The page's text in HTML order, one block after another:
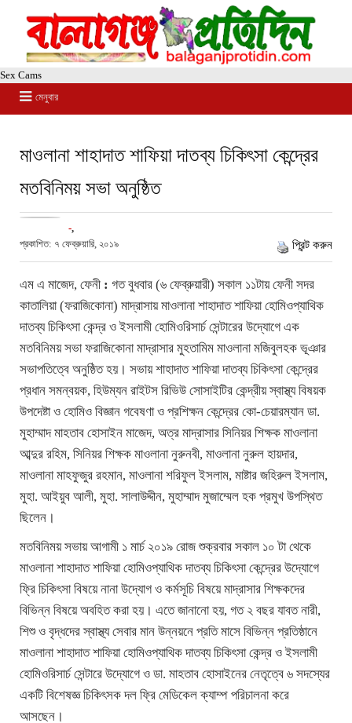
Sex Cams
মেনুবার
মাওলানা শাহাদাত শাফিয়া দাতব্য চিকিৎসা কেন্দ্রের
মতবিনিময় সভা অনুষ্ঠিত
-,
প্রকাশিত: ৭ ফেব্রুয়ারি, ২০১৯
প্রিন্ট করুন
এম এ মাজেদ, ফেনী : গত বুধবার (৬ ফেব্রুয়ারী) সকাল ১১টায় ফেনী সদর
কাতালিয়া (ফরাজিকোনা) মাদ্রাসায় মাওলানা শাহাদাত শাফিয়া হোমিওপ্যাথিক
দাতব্য চিকিৎসা কেন্দ্র ও ইসলামী হোমিওরিসার্চ সেন্টারের উদ্যোগে এক
মতবিনিময় সভা ফরাজিকোনা মাদ্রাসার মুহতামিম মাওলানা মজিবুলহক ভূঞার
সভাপতিত্বে অনুষ্ঠিত হয়। সভায় শাহাদাত শাফিয়া দাতব্য চিকিৎসা কেন্দ্রের
প্রধান সমন্বয়ক, হিউম্যন রাইটস রিভিউ সোসাইটির কেন্দ্রীয় স্বাস্থ্য বিষয়ক
উপদেষ্টা ও হোমিও বিজ্ঞান গবেষণা ও প্রশিক্ষন কেন্দ্রের কো-চেয়ারম্যান ডা.
মুহাম্মাদ মাহতাব হোসাইন মাজেদ, অত্র মাদ্রাসার সিনিয়র শিক্ষক মাওলানা
আব্দুর রহিম, সিনিয়র শিক্ষক মাওলানা নুরুনবী, মাওলানা নুরুল হায়দার,
মাওলানা মাহফুজুর রহমান, মাওলানা শরিফুল ইসলাম, মাষ্টার জহিরুল ইসলাম,
মুহা. আইয়ুব আলী, মুহা. সালাউদ্দীন, মুহাম্মাদ মুজাম্মেল হক প্রমুখ উপস্থিত
ছিলেন।
মতবিনিময় সভায় আগামী ১ মার্চ ২০১৯ রোজ শুক্রবার সকাল ১০ টা থেকে
মাওলানা শাহাদাত শাফিয়া হোমিওপ্যাথিক দাতব্য চিকিৎসা কেন্দ্রের উদ্যোগে
ফ্রি চিকিৎসা বিষয়ে নানা উদ্যোগ ও কর্মসূচি বিষয়ে মাদ্রাসার শিক্ষকদের
বিভিন্ন বিষয়ে অবহিত করা হয়। এতে জানানো হয়, গত ২ বছর যাবত নারী,
শিশু ও বৃদ্ধদের স্বাস্থ্য সেবার মান উন্নয়নে প্রতি মাসে বিভিন্ন প্রতিষ্ঠানে
মাওলানা শাহাদাত শাফিয়া হোমিওপ্যাথিক দাতব্য চিকিৎসা কেন্দ্র ও ইসলামী
হোমিওরিসার্চ সেন্টারে উদ্যোগে ও ডা. মাহতাব হোসাইনের নেতৃত্বে ৬ সদস্যের
একটি বিশেষজ্ঞ চিকিৎসক দল ফ্রি মেডিকেল ক্যাম্প পরিচালনা করে
আসছেন।